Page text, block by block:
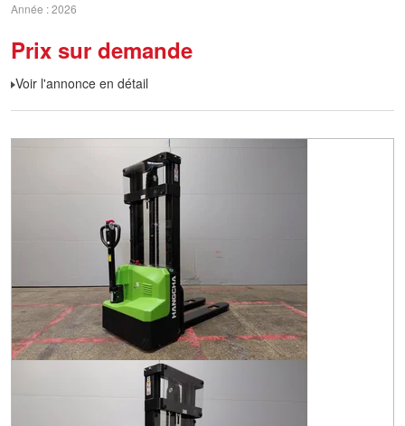
Année 2026
Prix sur demande
Voir l'annonce en détail